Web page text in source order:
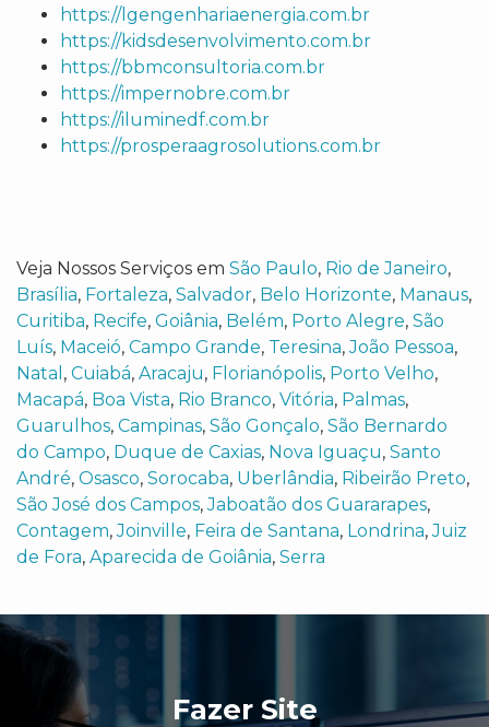
https://lgengenhariaenergia.com.br
https://kidsdesenvolvimento.com.br
https://bbmconsultoria.com.br
https://impernobre.com.br
https://iluminedf.com.br
https://prosperaagrosolutions.com.br
Veja Nossos Serviços em São Paulo, Rio de Janeiro,
Brasília, Fortaleza, Salvador, Belo Horizonte, Manaus,
Curitiba, Recife, Goiânia, Belém, Porto Alegre, São
Luís, Maceió, Campo Grande, Teresina,João Pessoa,
Natal , Cuiabá, Aracaju, Florianópolis, Porto Velho,
Macapá, Boa Vista, Rio Branco, Vitória, Palmas,
Guarulhos, Campinas, São Gonçalo, São Bernardo
do Campo, Duque de Caxias, Nova Iguaçu, Santo
André, Osasco, Sorocaba, Uberlândia, Ribeirão Preto,
São José dos Campos,Jaboatão dos Guararapes,
Contagem,Joinville, Feira de Santana, Londrina,Juiz
de Fora, Aparecida de Goiânia, Serra
Fazer Site